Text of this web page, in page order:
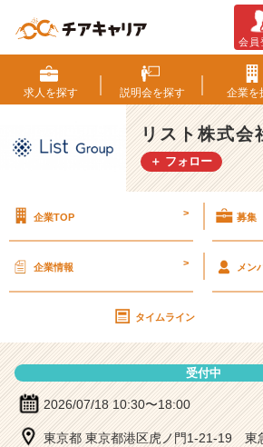
ス
ト
株
式
会
社
会
|
ベ
成
長
会員
求人を探す 説明会を探す 企業を
リスト株式会
＋ フォロー
企業TOP > 募集
企業情報 > メン
タイムライン
受付中
2026/07/18 10:30〜18:00
東京都 東京都港区虎ノ門1-21-19 東